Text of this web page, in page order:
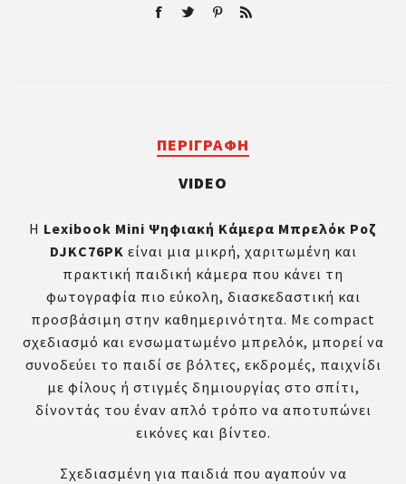
ΠΕΡΙΓΡΑΦΉ
VIDEO
Η Lexibook Mini Ψηφιακή Κάμερα Μπρελόκ Ροζ
DJKC76PK είναι μια μικρή, χαριτωμένη και
πρακτική παιδική κάμερα που κάνει τη
φωτογραφία πιο εύκολη, διασκεδαστική και
προσβάσιμη στην καθημερινότητα. Με compact
σχεδιασμό και ενσωματωμένο μπρελόκ, μπορεί να
συνοδεύει το παιδί σε βόλτες, εκδρομές, παιχνίδι
με φίλους ή στιγμές δημιουργίας στο σπίτι,
δίνοντάς του έναν απλό τρόπο να αποτυπώνει
εικόνες και βίντεο.
Σχεδιασμένη για παιδιά που αγαπούν να